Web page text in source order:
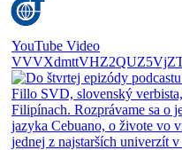
YouTube Video